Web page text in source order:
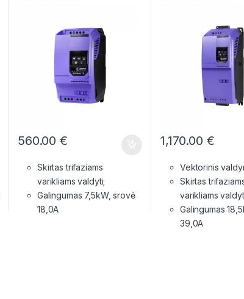
560.00€
Skirtas trifaziams
varikliams valdyti;
Galingumas 7,5kW, srovė
18,0A
1,170.00 €
Vektorinis
Skirtas
varikliams
Galingumas
39,0A